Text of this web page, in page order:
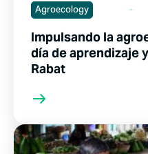
Agroecology
Impulsando la
día de aprendizaje
Rabat